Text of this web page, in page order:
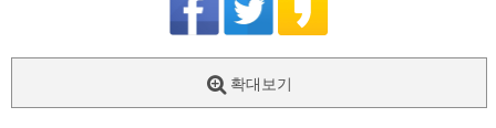
확대보기